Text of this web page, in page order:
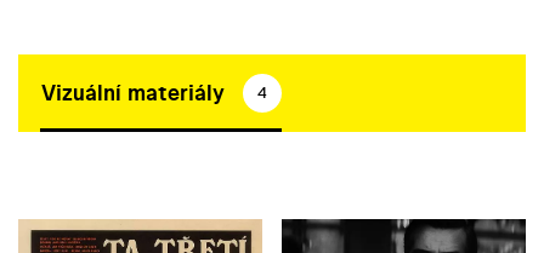
Vizuální materiály 4